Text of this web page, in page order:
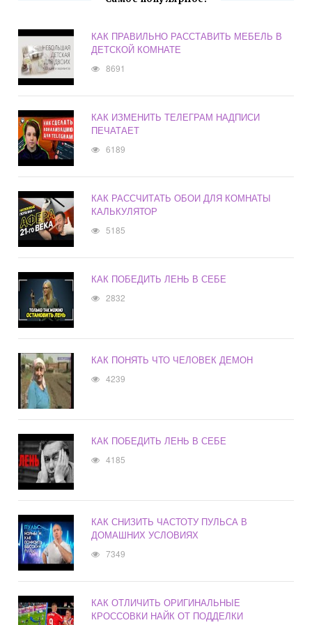
КАК ПРАВИЛЬНО РАССТАВИТЬ МЕБЕЛЬ В
ДЕТСКОЙ КОМНАТЕ
8691
КАК ИЗМЕНИТЬ ТЕЛЕГРАМ НАДПИСИ
ПЕЧАТАЕТ
6189
КАК РАССЧИТАТЬ ОБОИ ДЛЯ КОМНАТЫ
КАЛЬКУЛЯТОР
5185
КАК ПОБЕДИТЬ ЛЕНЬ В СЕБЕ
2832
КАК ПОНЯТЬ ЧТО ЧЕЛОВЕК ДЕМОН
4239
КАК ПОБЕДИТЬ ЛЕНЬ В СЕБЕ
4185
КАК СНИЗИТЬ ЧАСТОТУ ПУЛЬСА В
ДОМАШНИХ УСЛОВИЯХ
7349
КАК ОТЛИЧИТЬ ОРИГИНАЛЬНЫЕ
КРОССОВКИ НАЙК ОТ ПОДДЕЛКИ